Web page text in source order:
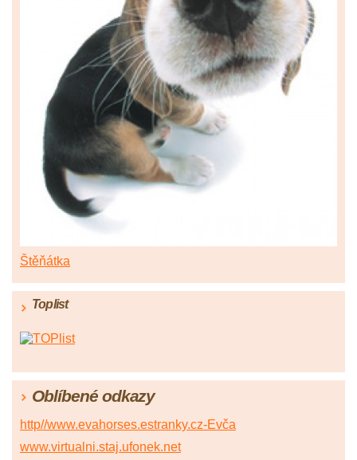
Štěňátka
Toplist
Oblíbené odkazy
http//www.evahorses.estranky.cz-Evča
www.virtualni.staj.ufonek.net